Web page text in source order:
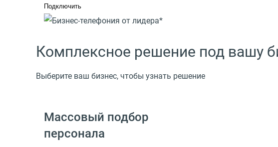
Подключить
Комплексное решение под вашу
Выберите ваш бизнес, чтобы узнать решение
Массовый подбор
персонала